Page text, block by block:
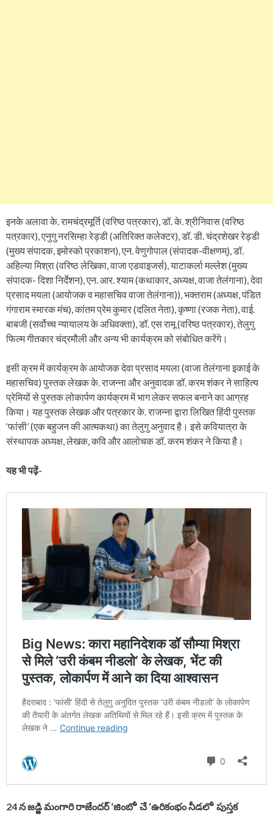
इनके अलावा के. रामचंद्रमूर्ति (वरिष्ठ पत्रकार), डॉ. के. श्रीनिवास (वरिष्ठ
पत्रकार), एनुगु नरसिम्हा रेड्डी (अतिरिक्त कलेक्टर), डॉ. डी. चंद्रशेखर रेड्डी
(मुख्य संपादक, इमोस्को प्रकाशन), एन. वेणुगोपाल (संपादक-वीक्षणम्), डॉ.
अहिल्या मिश्रा (वरिष्ठ लेखिका, वाजा एडवाइजर्स), याटाकर्ला मल्लेश (मुख्य
संपादक- दिशा निर्देशन), एन. आर. श्याम (कथाकार, अध्यक्ष, वाजा तेलंगाना), देवा
प्रसाद मयला (आयोजक व महासचिव वाजा तेलंगाना)), भक्तराम (अध्यक्ष, पंडित
गंगाराम स्मारक मंच), कांतम प्रेम कुमार (दलित नेता), कृष्णा (रजक नेता), वाई.
बाबजी (सर्वोच्च न्यायालय के अधिवक्ता), डॉ. एस रामू (वरिष्ठ पत्रकार), तेलुगु
फिल्म गीतकार चंद्रमौली और अन्य भी कार्यक्रम को संबोधित करेंगे।
इसी क्रम में कार्यक्रम के आयोजक देवा प्रसाद मयला (वाजा तेलंगाना इकाई के
महासचिव) पुस्तक लेखक के. राजन्ना और अनुवादक डॉ. करम शंकर ने साहित्य
प्रेमियों से पुस्तक लोकार्पण कार्यक्रम में भाग लेकर सफल बनाने का आग्रह
किया। यह पुस्तक लेखक और पत्रकार के. राजन्ना द्वारा लिखित हिंदी पुस्तक
‘फांसी’ (एक बहुजन की आत्मकथा) का तेलुगु अनुवाद है। इसे कवियात्रा के
संस्थापक अध्यक्ष, लेखक, कवि और आलोचक डॉ. करम शंकर ने किया है।
यह भी पढ़ें-
24 న జడ్జి మంగారి రాజేందర్ ‘జింబో’ చే ‘ఉరికంభం నీడలో’ పుస్తక